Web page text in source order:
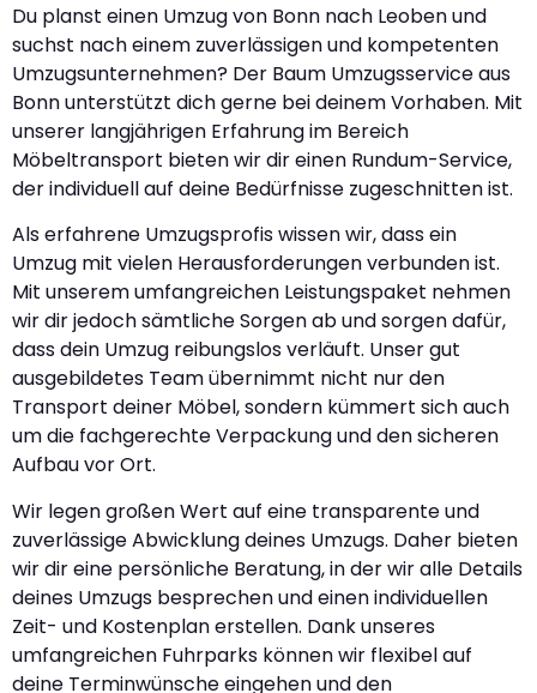
Du planst einen Umzug von Bonn nach Leoben und
suchst nach einem zuverlässigen und kompetenten
Umzugsunternehmen? Der Baum Umzugsservice aus
Bonn unterstützt dich gerne bei deinem Vorhaben. Mit
unserer langjährigen Erfahrung im Bereich
Möbeltransport bieten wir dir einen Rundum-Service,
der individuell auf deine Bedürfnisse zugeschnitten ist.
Als erfahrene Umzugsprofis wissen wir, dass ein
Umzug mit vielen Herausforderungen verbunden ist.
Mit unserem umfangreichen Leistungspaket nehmen
wir dir jedoch sämtliche Sorgen ab und sorgen dafür,
dass dein Umzug reibungslos verläuft. Unser gut
ausgebildetes Team übernimmt nicht nur den
Transport deiner Möbel, sondern kümmert sich auch
um die fachgerechte Verpackung und den sicheren
Aufbau vor Ort.
Wir legen großen Wert auf eine transparente und
zuverlässige Abwicklung deines Umzugs. Daher bieten
wir dir eine persönliche Beratung, in der wir alle Details
deines Umzugs besprechen und einen individuellen
Zeit- und Kostenplan erstellen. Dank unseres
umfangreichen Fuhrparks können wir flexibel auf
deine Terminwünsche eingehen und den